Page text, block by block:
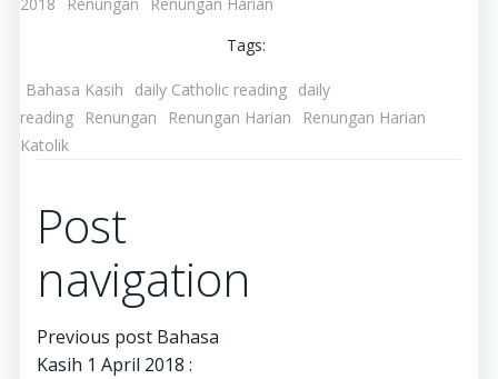
Tags:
Bahasa Kasih daily Catholic reading daily
reading
Renungan Renungan Harian
Renungan Harian
Katolik
Post
navigation
Previous post Bahasa
Kasih 1 April 2018 :